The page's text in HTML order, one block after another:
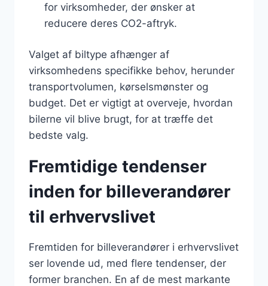
for virksomheder, der ønsker at
reducere deres CO2-aftryk.
Valget af biltype afhænger af
virksomhedens specifikke behov, herunder
transportvolumen, kørselsmønster og
budget. Det er vigtigt at overveje, hvordan
bilerne vil blive brugt, for at træffe det
bedste valg.
Fremtidige tendenser
inden for billeverandører
til erhvervslivet
Fremtiden for billeverandører i erhvervslivet
ser lovende ud, med flere tendenser, der
former branchen. En af de mest markante